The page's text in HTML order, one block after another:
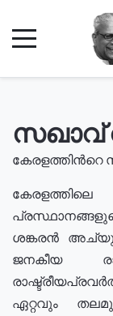
സഖാവ്
കേരളത്തിൻറെ
ശങ്കരൻ
ജനകീയ
ഏറ്റവും